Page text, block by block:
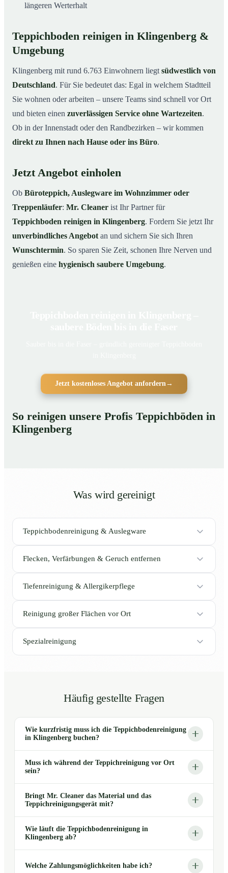
längeren Werterhalt
Teppichboden reinigen in Klingenberg &
Umgebung
Klingenberg mit rund 6.763 Einwohnern liegt südwestlich von
Deutschland. Für Sie bedeutet das: Egal in welchem Stadtteil
Sie wohnen oder arbeiten – unsere Teams sind schnell vor Ort
und bieten einen zuverlässigen Service ohne Wartezeiten.
Ob in der Innenstadt oder den Randbezirken – wir kommen
direkt zu Ihnen nach Hause oder ins Büro.
Jetzt Angebot einholen
Ob Büroteppich, Auslegware im Wohnzimmer oder
Treppenläufer: Mr. Cleaner ist Ihr Partner für
Teppichboden reinigen in Klingenberg. Fordern Sie jetzt Ihr
unverbindliches Angebot an und sichern Sie sich Ihren
Wunschtermin. So sparen Sie Zeit, schonen Ihre Nerven und
genießen eine hygienisch saubere Umgebung.
Jetzt kostenloses Angebot anfordern →
So reinigen unsere Profis Teppichböden in
Klingenberg
Was wird gereinigt
Teppichbodenreinigung & Auslegware
Flecken, Verfärbungen & Geruch entfernen
Tiefenreinigung & Allergikerpflege
Reinigung großer Flächen vor Ort
Spezialreinigung
Häufig gestellte Fragen
Wie kurzfristig muss ich die Teppichbodenreinigung
in Klingenberg buchen?
Muss ich während der Teppichreinigung vor Ort
sein?
Bringt Mr. Cleaner das Material und das
Teppichreinigungsgerät mit?
Wie läuft die Teppichbodenreinigung in
Klingenberg ab?
Welche Zahlungsmöglichkeiten habe ich?